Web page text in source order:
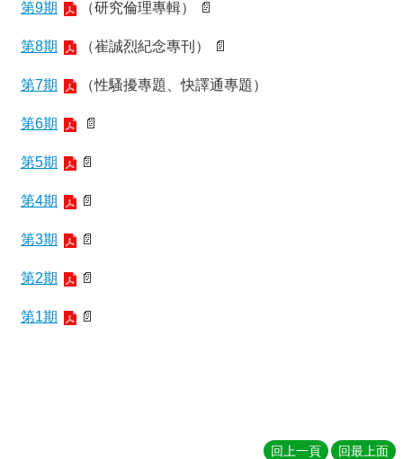
第9期 （研究倫理專輯） 📄
第8期 （崔誠烈紀念專刊） 📄
第7期 （性騷擾專題、快譯通專題）
第6期 📄
第5期 📄
第4期 📄
第3期 📄
第2期 📄
第1期 📄
回上一頁 回最上面